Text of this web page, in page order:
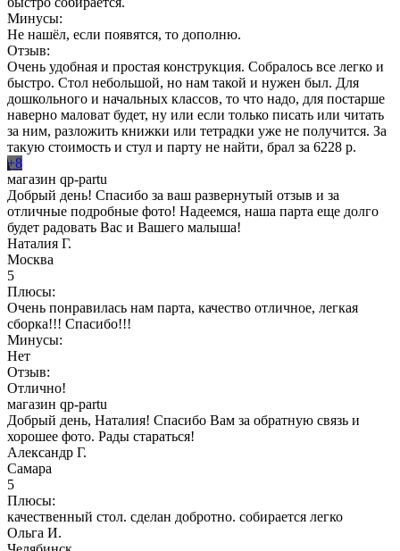
Минусы:
Не нашёл, если появятся, то дополню.
Отзыв:
Очень удобная и простая конструкция. Собралось все легко и
быстро. Стол небольшой, но нам такой и нужен был. Для
дошкольного и начальных классов, то что надо, для постарше
наверно маловат будет, ну или если только писать или читать
за ним, разложить книжки или тетрадки уже не получится. За
такую стоимость и стул и парту не найти, брал за 6228 р.
+8
магазин qp-partu
Добрый день! Спасибо за ваш развернутый отзыв и за
отличные подробные фото! Надеемся, наша парта еще долго
будет радовать Вас и Вашего малыша!
Наталия Г.
Москва
5
Плюсы:
Очень понравилась нам парта, качество отличное, легкая
сборка!!! Спасибо!!!
Минусы:
Нет
Отзыв:
Отлично!
магазин qp-partu
Добрый день, Наталия! Спасибо Вам за обратную связь и
хорошее фото. Рады стараться!
Александр Г.
Самара
5
Плюсы:
качественный стол. сделан добротно. собирается легко
Ольга И.